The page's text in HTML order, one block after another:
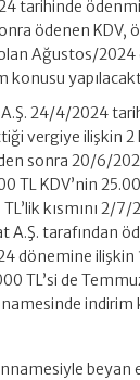
tarihinde
ödenen KDV,
Ağustos/2024
A.Ş. 24/4/2024
vergiye ilişkin 2
sonra 20/6/
TL KDV’nin
kısmını 2/
A.Ş. tarafından
dönemine ilişkin
TL’si de
indirim
beyan